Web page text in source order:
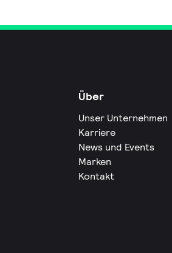
Über
Unser Unternehmen
Karriere
News und Events
Marken
Kontakt